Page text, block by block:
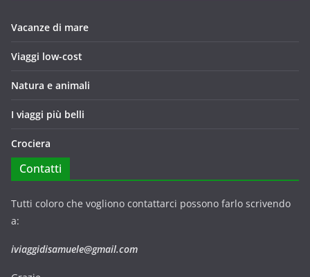
Vacanze di mare
Viaggi low-cost
Natura e animali
I viaggi più belli
Crociera
Contatti
Tutti coloro che vogliono contattarci possono farlo scrivendo
a:
iviaggidisamuele@gmail.com